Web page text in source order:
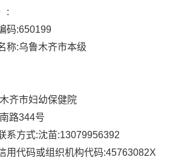
:
码:650199
称:乌鲁木齐市本级
齐市妇幼保健院
路344号
系方式:沈苗:13079956392
用代码或组织机构代码:45763082X